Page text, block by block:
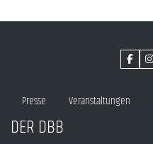
Presse Veranstaltungen
DER DBB